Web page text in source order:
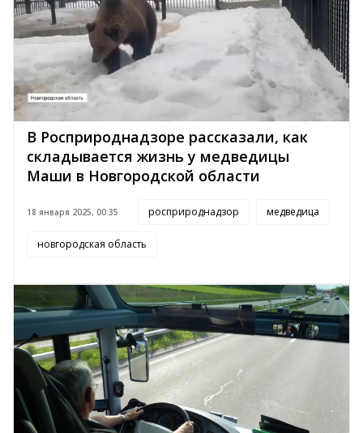
В Росприроднадзоре рассказали, как
складывается жизнь у медведицы
Маши в Новгородской области
18 января 2025, 00:35 росприроднадзор медведица
новгородская область